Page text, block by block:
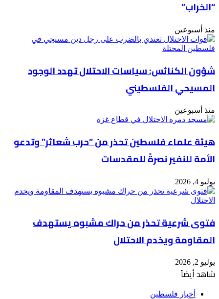
“الخراب”
منذ أسبوعين
شؤون الكنائس: سياسات الاحتلال تهدد الوجود
المسيحي الفلسطيني
منذ أسبوعين
هيئة علماء فلسطين تحذر من “حرب شعائر” وتدعو
الأمة للنفير نصرةً للمقدسات
يوليو 4, 2026
فتوى شرعية تحذر من حراك مشبوه يستهدف
المقاومة ويخدم الاحتلال
يوليو 2, 2026
شاهد أيضاً
أخبار فلسطين